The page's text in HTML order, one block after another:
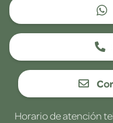
Horario de atención